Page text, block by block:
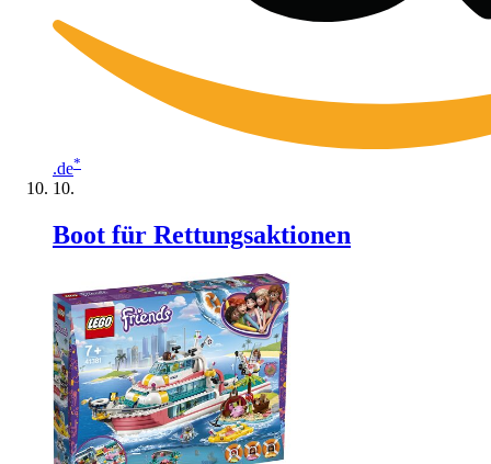
.de*
Boot für Rettungsaktionen